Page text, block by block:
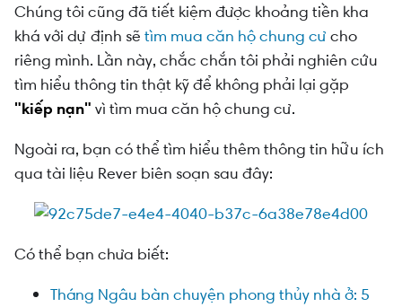
Chúng tôi cũng đã tiết kiệm được khoảng tiền kha
khá với dự định sẽ tìm mua căn hộ chung cư cho
riêng mình. Lần này, chắc chắn tôi phải nghiên cứu
tìm hiểu thông tin thật kỹ để không phải lại gặp
"kiếp nạn" vì tìm mua căn hộ chung cư.
Ngoài ra, bạn có thể tìm hiểu thêm thông tin hữu ích
qua tài liệu Rever biên soạn sau đây:
Có thể bạn chưa biết:
Tháng Ngâu bàn chuyện phong thủy nhà ở: 5